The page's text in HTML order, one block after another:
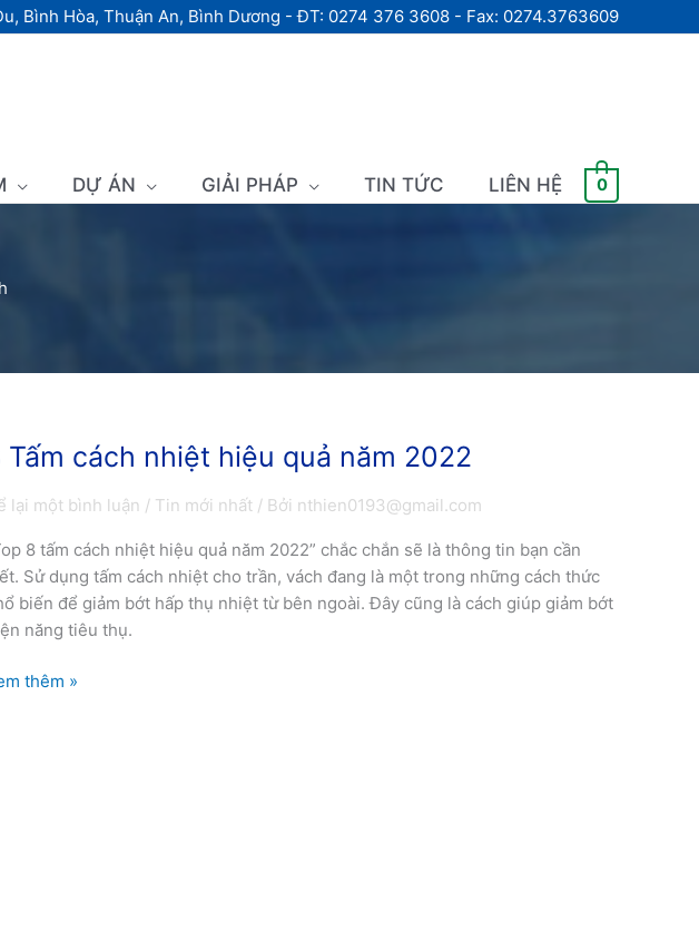
Bình Hòa, Thuận An, Bình Dương - ĐT: 0274 376 3608 - Fax: 0274.3763609
DỰ ÁN GIẢI PHÁP TIN TỨC LIÊN HỆ 0
Tấm cách nhiệt hiệu quả năm 2022
lại một bình luận / Tin mới nhất / Bởi nthien0193@gmail.com
8 tấm cách nhiệt hiệu quả năm 2022” chắc chắn sẽ là thông tin bạn cần
Sử dụng tấm cách nhiệt cho trần, vách đang là một trong những cách thức
biến để giảm bớt hấp thụ nhiệt từ bên ngoài. Đây cũng là cách giúp giảm bớt
năng tiêu thụ.
thêm »